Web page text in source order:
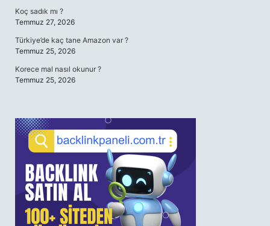
Koç sadık mı ?
Temmuz 27, 2026
Türkiye’de kaç tane Amazon var ?
Temmuz 25, 2026
Korece mal nasıl okunur ?
Temmuz 25, 2026